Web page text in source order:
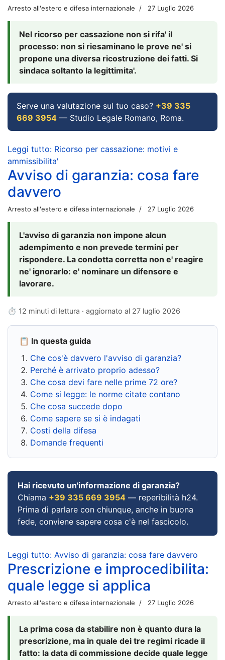
Arresto all'estero e difesa internazionale 27 Luglio 2026
Nel ricorso per cassazione non si rifa' il
processo: non si riesaminano le prove ne' si
propone una diversa ricostruzione dei fatti. Si
sindaca soltanto la legittimita'.
Serve una valutazione sul tuo caso? +39 335
669 3954 — Studio Legale Romano, Roma.
Leggi tutto: Ricorso per cassazione: motivi e
ammissibilita'
Avviso di garanzia: cosa fare
davvero
Arresto all'estero e difesa internazionale 27 Luglio 2026
L'avviso di garanzia non impone alcun
adempimento e non prevede termini per
rispondere. La condotta corretta non e' reagire
ne' ignorarlo: e' nominare un difensore e
lavorare.
⏱ 12 minuti di lettura · aggiornato al 27 luglio 2026
📋 In questa guida
Che cos'è davvero l'avviso di garanzia?
Perché è arrivato proprio adesso?
Che cosa devi fare nelle prime 72 ore?
Come si legge: le norme citate contano
Che cosa succede dopo
Come sapere se si è indagati
Costi della difesa
Domande frequenti
Hai ricevuto un'informazione di garanzia?
Chiama +39 335 669 3954 — reperibilità h24.
Prima di parlare con chiunque, anche in buona
fede, conviene sapere cosa c'è nel fascicolo.
Leggi tutto: Avviso di garanzia: cosa fare davvero
Prescrizione e improcedibilita:
quale legge si applica
Arresto all'estero e difesa internazionale 27 Luglio 2026
La prima cosa da stabilire non è quanto dura la
prescrizione, ma in quale dei tre regimi ricade il
fatto: la data di commissione decide quale legge